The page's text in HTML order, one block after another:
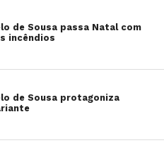
de Sousa passa Natal com
incêndios
de Sousa protagoniza